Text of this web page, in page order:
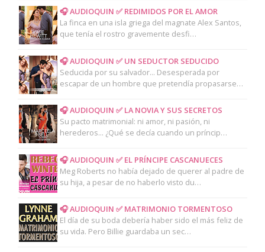
🎧 AUDIOQUIN ✅ REDIMIDOS POR EL AMOR
La finca en una isla griega del magnate Alex Santos,
que tenía el rostro gravemente desfi…
🎧 AUDIOQUIN ✅ UN SEDUCTOR SEDUCIDO
Seducida por su salvador... Desesperada por
escapar de un hombre que pretendía propasarse…
🎧 AUDIOQUIN ✅ LA NOVIA Y SUS SECRETOS
Su pacto matrimonial: ni amor, ni pasión, ni
herederos... ¿Qué se decía cuando un príncip…
🎧 AUDIOQUIN ✅ EL PRÍNCIPE CASCANUECES
Meg Roberts no había dejado de querer al padre de
su hija, a pesar de no haberlo visto du…
🎧 AUDIOQUIN ✅ MATRIMONIO TORMENTOSO
El día de su boda debería haber sido el más feliz de
su vida. Pero Billie guardaba un sec…